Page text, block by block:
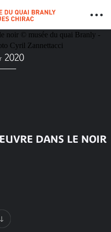
2020
DANS LE NOIR